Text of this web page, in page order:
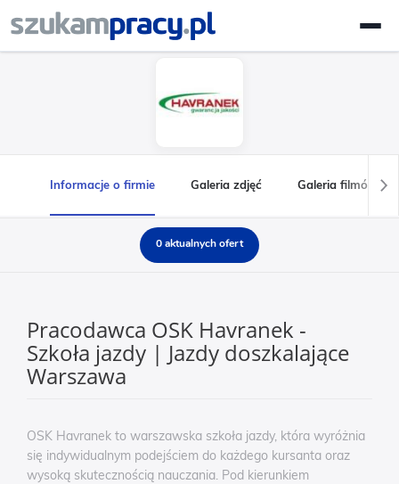
Informacje o firmie Galeria zdjęć Galeria filmów
0 aktualnych ofert
Pracodawca OSK Havranek -
Szkoła jazdy | Jazdy doszkalające
Warszawa
OSK Havranek to warszawska szkoła jazdy, która wyróżnia
się indywidualnym podejściem do każdego kursanta oraz
wysoką skutecznością nauczania. Pod kierunkiem